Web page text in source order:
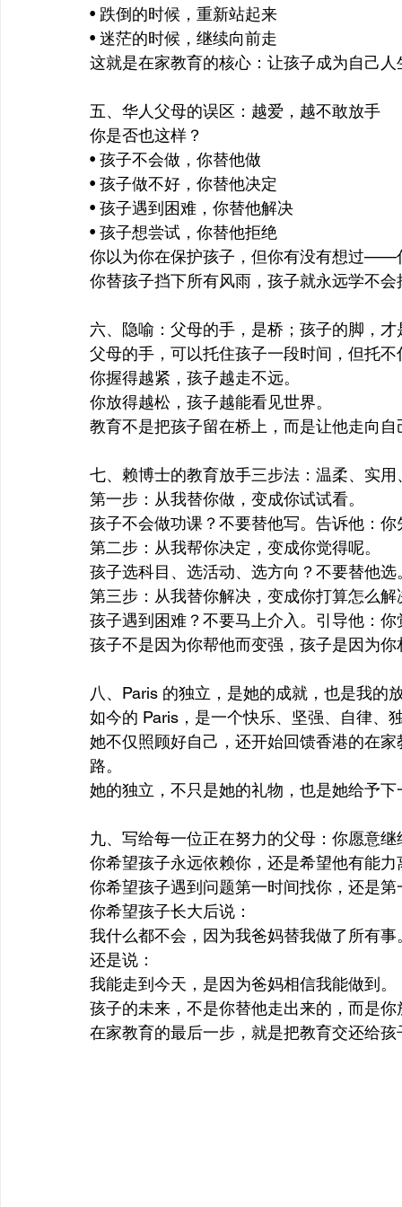
• 跌倒的时候，重新站起来
• 迷茫的时候，继续向前走
这就是在家教育的核心：让孩子成为自己
五、华人父母的误区：越爱，越不敢放手
你是否也这样？
• 孩子不会做，你替他做
• 孩子做不好，你替他决定
• 孩子遇到困难，你替他解决
• 孩子想尝试，你替他拒绝
你以为你在保护孩子，但你有没有想过——
你替孩子挡下所有风雨，孩子就永远学不会
六、隐喻：父母的手，是桥；孩子的脚，才
父母的手，可以托住孩子一段时间，但托不
你握得越紧，孩子越走不远。
你放得越松，孩子越能看见世界。
教育不是把孩子留在桥上，而是让他走向自
七、赖博士的教育放手三步法：温柔、实用
第一步：从我替你做，变成你试试看。
孩子不会做功课？不要替他写。告诉他：
第二步：从我帮你决定，变成你觉得呢。
孩子选科目、选活动、选方向？不要替他
第三步：从我替你解决，变成你打算怎么解
孩子遇到困难？不要马上介入。引导他：
孩子不是因为你帮他而变强，孩子是因为
八、Paris 的独立，是她的成就，也是我的
如今的 Paris，是一个快乐、坚强、自律、
她不仅照顾好自己，还开始回馈香港的在
路。
她的独立，不只是她的礼物，也是她给予下
九、写给每一位正在努力的父母：你愿意
你希望孩子永远依赖你，还是希望他有能力
你希望孩子遇到问题第一时间找你，还是
你希望孩子长大后说：
我什么都不会，因为我爸妈替我做了所有事
还是说：
我能走到今天，是因为爸妈相信我能做到。
孩子的未来，不是你替他走出来的，而是
在家教育的最后一步，就是把教育交还给孩